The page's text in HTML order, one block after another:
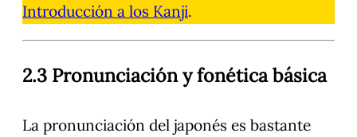
Introducción a los Kanji.
2.3 Pronunciación y fonética básica
La pronunciación del japonés es bastante